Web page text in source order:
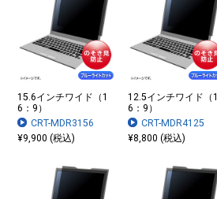
15.6インチワイド（1
6：9）
CRT-MDR3156
¥9,900 (税込)
12.5インチワイド（1
6：9）
CRT-MDR4125
¥8,800 (税込)